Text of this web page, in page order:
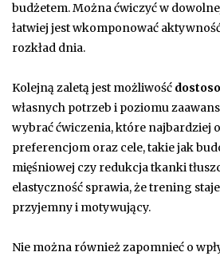
budżetem. Można ćwiczyć w
łatwiej jest wkomponować
rozkład dnia.
Kolejną zaletą jest możliwość
własnych potrzeb i poziomu
wybrać ćwiczenia, które najbardziej
preferencjom oraz cele, takie jak
mięśniowej czy redukcja tkanki
elastyczność sprawia, że trening
przyjemny i motywujący.
Nie można również zapomnieć o